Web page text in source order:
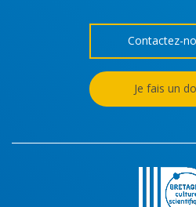
Contactez-
Je fais un